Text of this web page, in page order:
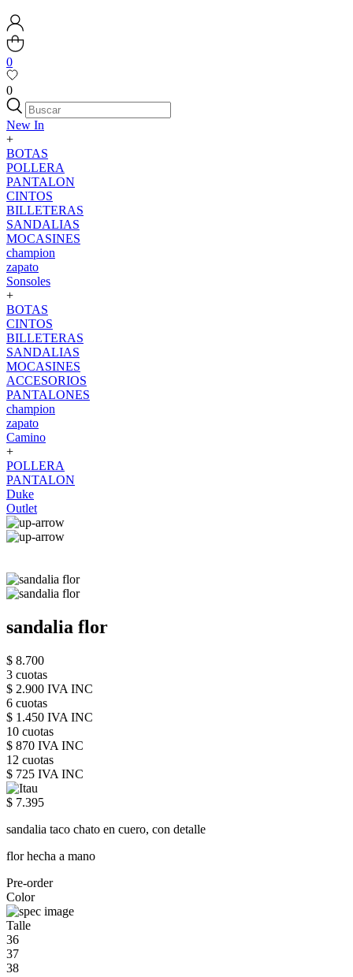
0
0
New In
+
BOTAS
POLLERA
PANTALON
CINTOS
BILLETERAS
SANDALIAS
MOCASINES
champion
zapato
Sonsoles
+
BOTAS
CINTOS
BILLETERAS
SANDALIAS
MOCASINES
ACCESORIOS
PANTALONES
champion
zapato
Camino
+
POLLERA
PANTALON
Duke
Outlet
sandalia flor
$ 8.700
3 cuotas
$ 2.900 IVA INC
6 cuotas
$ 1.450 IVA INC
10 cuotas
$ 870 IVA INC
12 cuotas
$ 725 IVA INC
$ 7.395
sandalia taco chato en cuero, con detalle
flor hecha a mano
Pre-order
Color
Talle
36
37
38